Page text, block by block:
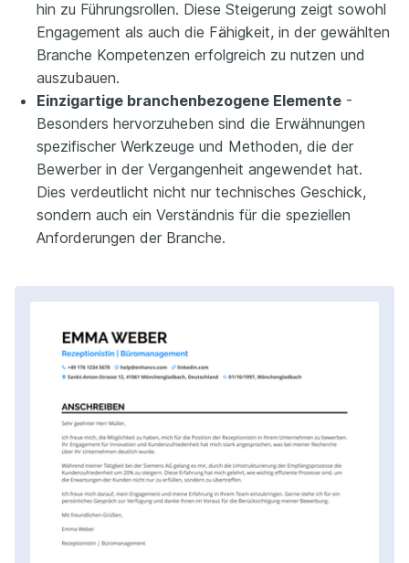
hin zu Führungsrollen. Diese Steigerung zeigt sowohl
Engagement als auch die Fähigkeit, in der gewählten
Branche Kompetenzen erfolgreich zu nutzen und
auszubauen.
Einzigartige branchenbezogene Elemente -
Besonders hervorzuheben sind die Erwähnungen
spezifischer Werkzeuge und Methoden, die der
Bewerber in der Vergangenheit angewendet hat.
Dies verdeutlicht nicht nur technisches Geschick,
sondern auch ein Verständnis für die speziellen
Anforderungen der Branche.